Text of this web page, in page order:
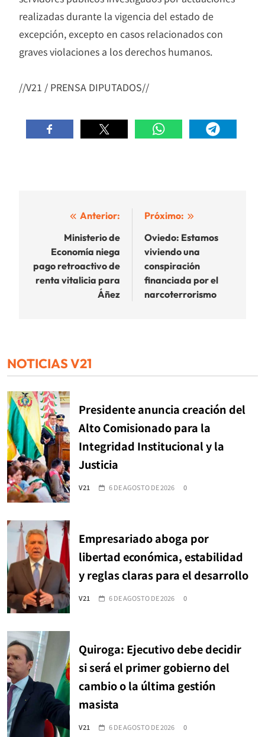
realizadas durante la vigencia del estado de
excepción, excepto en casos relacionados con
graves violaciones a los derechos humanos.
//V21 / PRENSA DIPUTADOS//
Navegación
entradas
Anterior:
Ministerio de
Economía niega
pago retroactivo de
renta vitalicia para
Áñez
Próximo:
Oviedo: Estamos
viviendo una
conspiración
financiada por el
narcoterrorismo
NOTICIAS V21
Presidente anuncia creación del
Alto Comisionado para la
Integridad Institucional y la
Justicia
V21 6 DE AGOSTO DE 2026 0
Empresariado aboga por
libertad económica, estabilidad
y reglas claras para el desarrollo
V21 6 DE AGOSTO DE 2026 0
Quiroga: Ejecutivo debe decidir
si será el primer gobierno del
cambio o la última gestión
masista
V21 6 DE AGOSTO DE 2026 0